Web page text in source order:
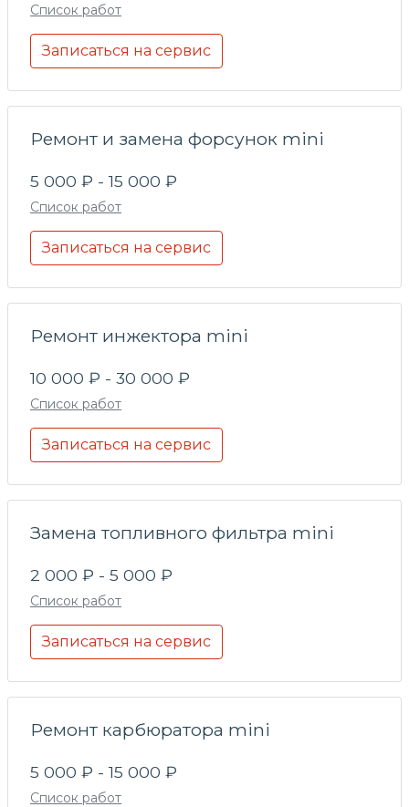
Список работ
Записаться на сервис
Ремонт и замена форсунок mini
5 000 ₽ - 15 000 ₽
Список работ
Записаться на сервис
Ремонт инжектора mini
10 000 ₽ - 30 000 ₽
Список работ
Записаться на сервис
Замена топливного фильтра mini
2 000 ₽ - 5 000 ₽
Список работ
Записаться на сервис
Ремонт карбюратора mini
5 000 ₽ - 15 000 ₽
Список работ